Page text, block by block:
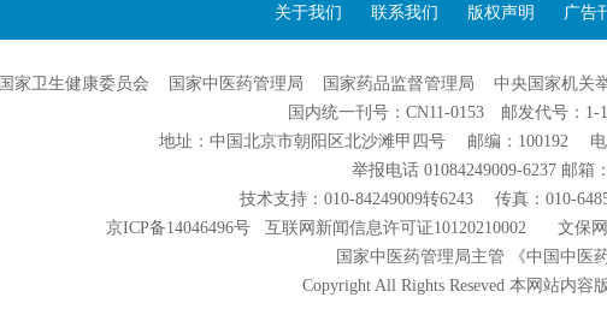
关于我们 联系我们 版权声明 广告
国家卫生健康委员会 国家中医药管理局 国家药品监督管理局 中央国家机关
国内统一刊号：CN11-0153 邮发代号：1-
地址：中国北京市朝阳区北沙滩甲四号 邮编：100192 电
举报电话 01084249009-6237 邮箱
技术支持：010-84249009转6243 传真：010-
京ICP备14046496号
互联网新闻信息许可证10120210002文保网
国家中医药管理局主管 《中国中医
Copyright All Rights Reseved 本网站内